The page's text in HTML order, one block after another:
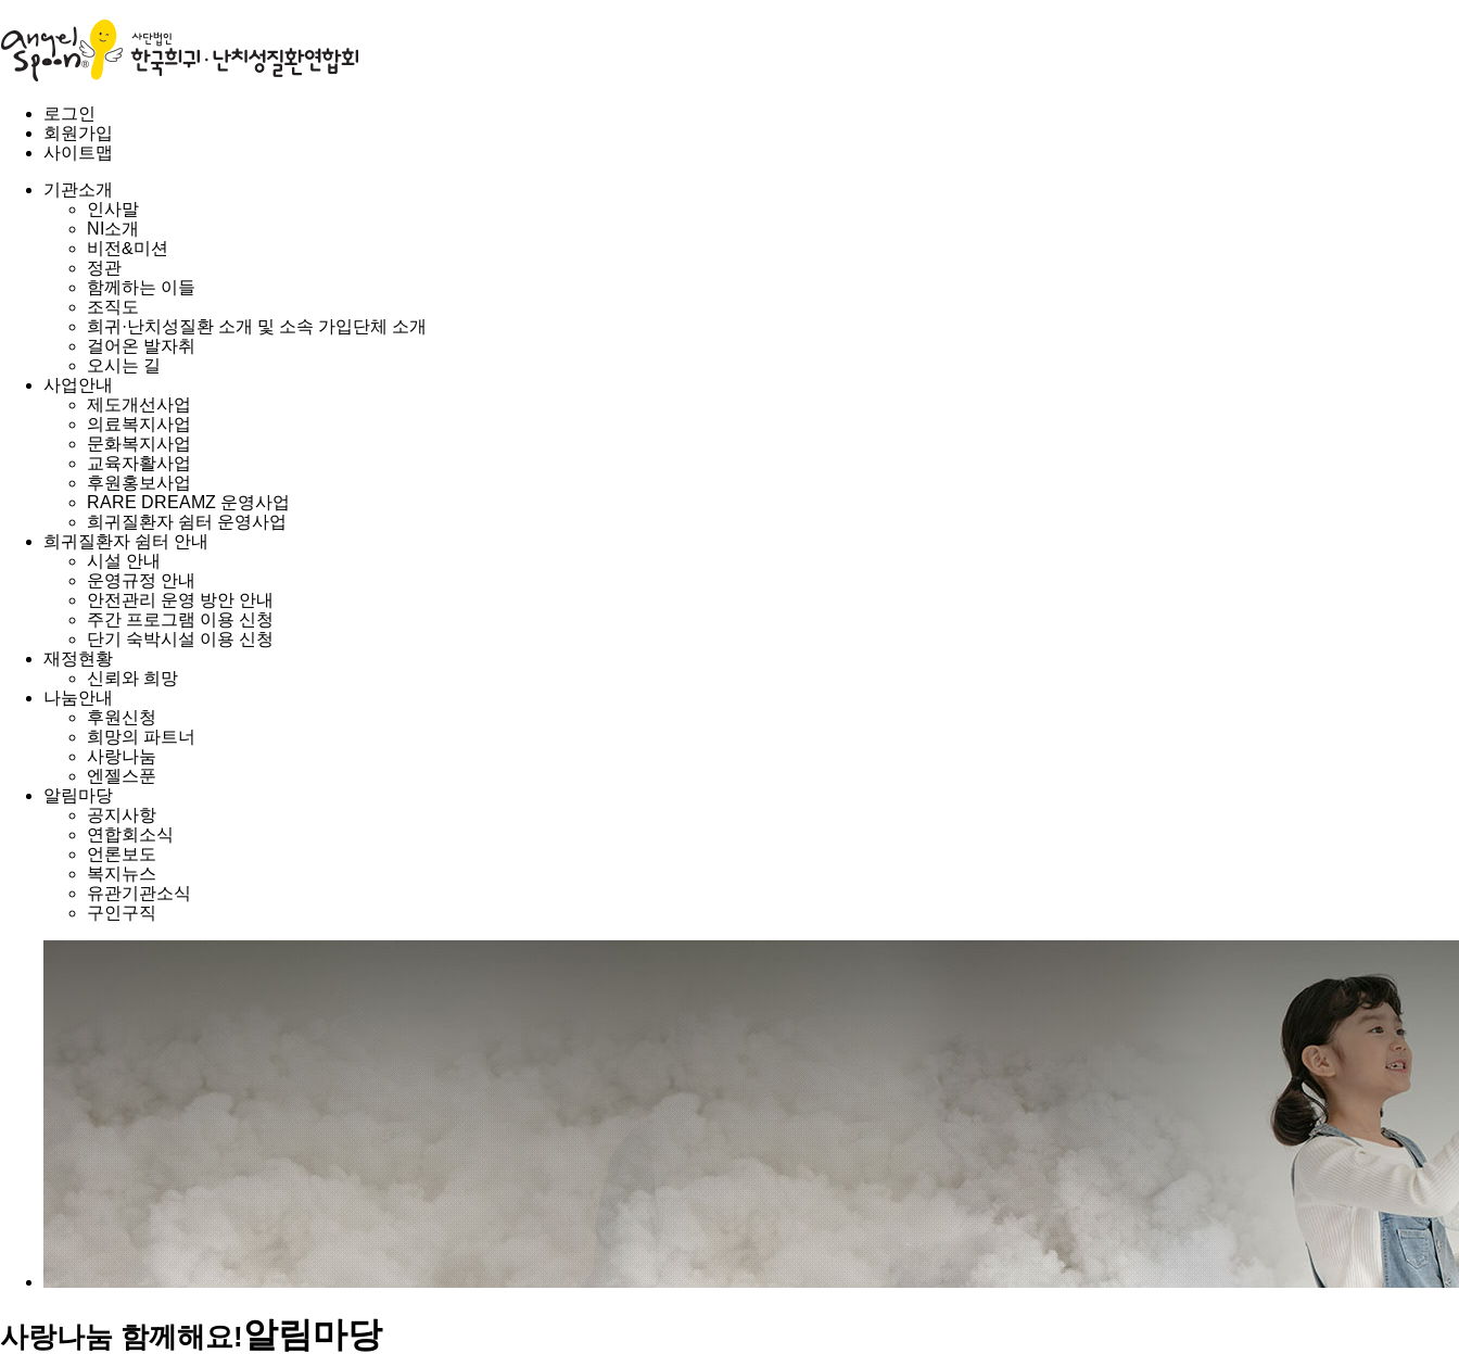
로그인
회원가입
사이트맵
기관소개
인사말
NI소개
비전&미션
정관
함께하는 이들
조직도
희귀·난치성질환 소개 및 소속 가입단체 소개
걸어온 발자취
오시는 길
사업안내
제도개선사업
의료복지사업
문화복지사업
교육자활사업
후원홍보사업
RARE DREAMZ 운영사업
희귀질환자 쉼터 운영사업
희귀질환자 쉼터 안내
시설 안내
운영규정 안내
안전관리 운영 방안 안내
주간 프로그램 이용 신청
단기 숙박시설 이용 신청
재정현황
신뢰와 희망
나눔안내
후원신청
희망의 파트너
사랑나눔
엔젤스푼
알림마당
공지사항
연합회소식
언론보도
복지뉴스
유관기관소식
구인구직
사랑나눔 함께해요!알림마당